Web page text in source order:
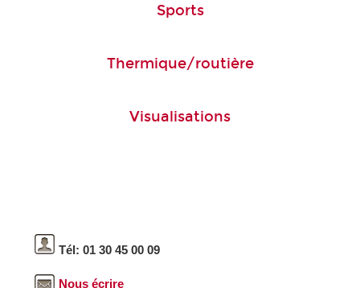
Sports
Thermique/routière
Visualisations
Tél: 01 30 45 00 09
Nous écrire